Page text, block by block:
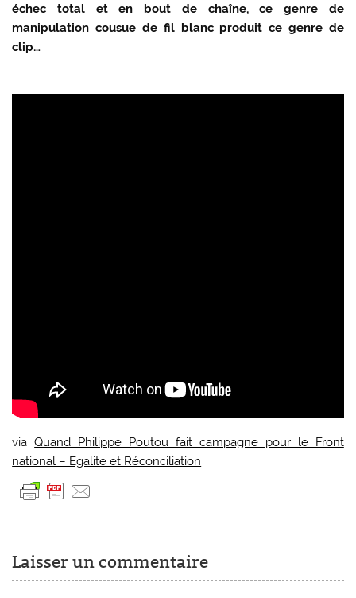
échec total et en bout de chaîne, ce genre de
manipulation cousue de fil blanc produit ce genre de
clip…
viaQuand Philippe Poutou fait campagne pour le Front
national – Egalite et Réconciliation
Laisser un commentaire